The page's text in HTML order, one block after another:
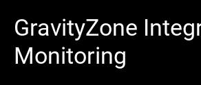
GravityZone
Monitoring